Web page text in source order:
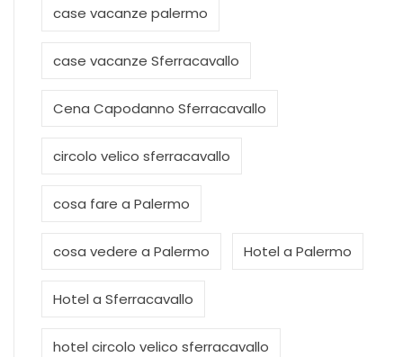
case vacanze palermo
case vacanze Sferracavallo
Cena Capodanno Sferracavallo
circolo velico sferracavallo
cosa fare a Palermo
cosa vedere a Palermo Hotel a Palermo
Hotel a Sferracavallo
hotel circolo velico sferracavallo